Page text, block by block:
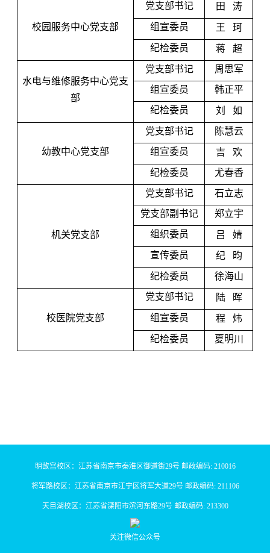
校园服务中心党支部
党支部书记 田
涛
组宣委员
王
珂
纪检委员
蒋 超
水电与维修服务中心党支
部
党支部书记
周思军
组宣委员
韩正平
纪检委员
刘 如
幼教中心党支部
党支部书记
陈慧云
组宣委员
吉
欢
纪检委员
尤春香
机关党支部
党支部书记
石立志
党支部副书记
郑立宇
组织委员
吕
婧
宣传委员
纪
昀
纪检委员
徐海山
校医院党支部
党支部书记 陆
晖
组宣委员
程
炜
纪检委员
夏明川
明故宫校区：江苏省南京市秦淮区御道街29号 邮政编码: 210016
将军路校区：江苏省南京市江宁区将军大道29号 邮政编码: 211106
天目湖校区：江苏省溧阳市滨河东路29号 邮政编码: 213300
关注微信公众号